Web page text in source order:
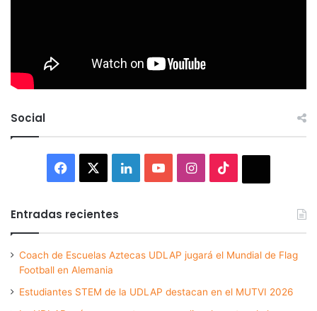
Social
Facebook LinkedInYouTubeInstagram
Entradas recientes
Coach de Escuelas Aztecas UDLAP jugará el Mundial de Flag
Football en Alemania
Estudiantes STEM de la UDLAP destacan en el MUTVI 2026